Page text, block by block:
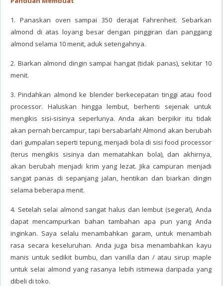
1. Panaskan oven sampai 350 derajat Fahrenheit. Sebarkan
almond di atas loyang besar dengan pinggiran dan panggang
almond selama 10 menit, aduk setengahnya.
2. Biarkan almond dingin sampai hangat (tidak panas), sekitar 10
menit.
3. Pindahkan almond ke blender berkecepatan tinggi atau food
processor. Haluskan hingga lembut, berhenti sejenak untuk
mengikis sisi-sisinya seperlunya. Anda akan berpikir itu tidak
akan pernah bercampur, tapi bersabarlah! Almond akan berubah
dari gumpalan seperti tepung, menjadi bola di sisi food processor
(terus mengikis sisinya dan mematahkan bola), dan akhirnya,
akan berubah menjadi krim yang lezat. Jika campuran menjadi
sangat panas di sepanjang jalan, hentikan dan biarkan dingin
selama beberapa menit.
4. Setelah selai almond sangat halus dan lembut (segera!), Anda
dapat mencampurkan bahan tambahan apa pun yang Anda
inginkan. Saya selalu menambahkan garam, untuk menambah
rasa secara keseluruhan. Anda juga bisa menambahkan kayu
manis untuk sedikit bumbu, dan vanilla dan / atau sirup maple
untuk selai almond yang rasanya lebih istimewa daripada yang
dibeli di toko.